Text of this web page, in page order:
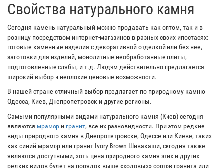
Свойства натурального камня
Сегодня камень натуральный можно продавать как оптом, так и в
розницу посредством интернет-магазинов в разных своих ипостасях:
готовые каменные изделия с декоративной отделкой или без нее,
заготовки для изделий, монолитные необработанные плиты,
подготовленные слябы, и т.д. Людям действительно предлагается
широкий выбор и неплохие ценовые возможности.
В нашей стране отличный выбор предлагает по природному камню
Одесса, Киев, Днепропетровск и другие регионы.
Самыми популярными видами натурального камня (Киев) сегодня
являются мрамор и гранит, все их разновидности. При этом редкие
виды природного камня в Днепропетровске, Одессе или Киеве, таких
как синий мрамор или гранит Ivory Brown Шивакаши, сегодня также
являются доступными, хоть цена природного камня этих и других
редких видов будет на порядок выше «ходовых» сортов гранита или